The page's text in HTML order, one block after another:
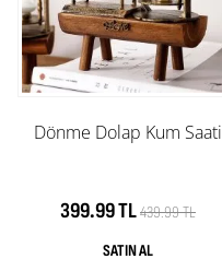
Dönme Dolap Kum Saati
399.99 TL439.99 TL